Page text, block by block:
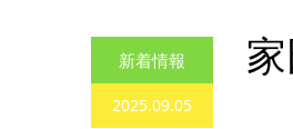
新着情報
2025.09.05